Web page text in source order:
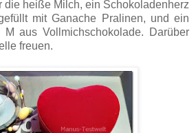
die heiße Milch, ein Schokoladenherz
mit Ganache Pralinen, und ein
M aus Vollmichschokolade. Darüber
freuen.